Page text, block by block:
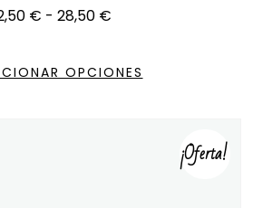
€ - 28,50 €
OPCIONES
¡Oferta!